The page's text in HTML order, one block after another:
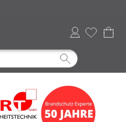
Anmelden